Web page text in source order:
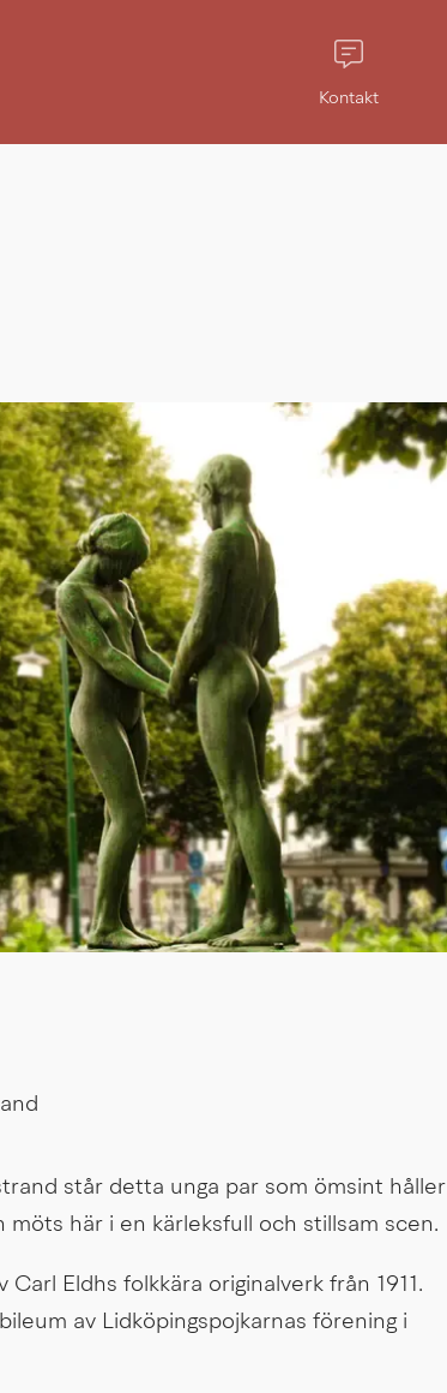
Kontakt
står detta unga par som ömsint håller
här i en kärleksfull och stillsam scen.
Eldhs folkkära originalverk från 1911.
av Lidköpingspojkarnas förening i